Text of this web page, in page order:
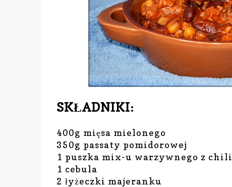
SKŁADNIKI:
400g mięsa mielonego
350g passaty pomidorowej
1 puszka mix-u warzywnego z
1 cebula
2 łyżeczki majeranku